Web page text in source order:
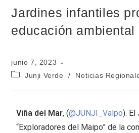
Jardines infantiles
educación ambiental
junio 7, 2023
Junji Verde
/ Noticias
Viña del Mar, (@JUNJI_Valpo). El
“Exploradores del Maipo” de la